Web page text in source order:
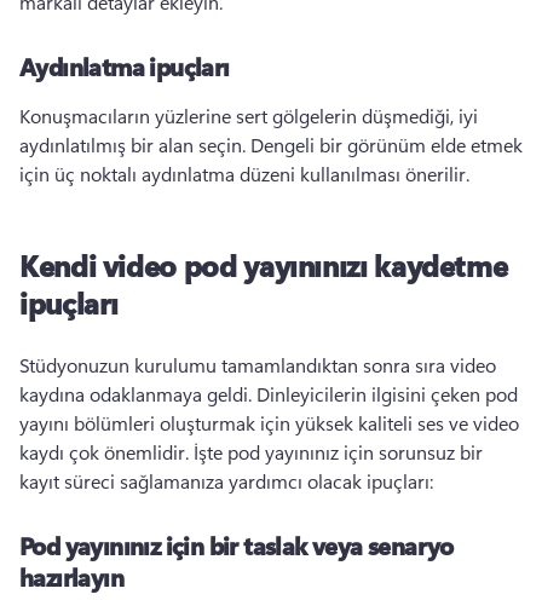
Aydınlatma ipuçları
Konuşmacıların yüzlerine sert gölgelerin düşmediği, iyi
aydınlatılmış bir alan seçin. Dengeli bir görünüm elde etmek
için üç noktalı aydınlatma düzeni kullanılması önerilir.
Kendi video pod yayınınızı kaydetme
ipuçları
Stüdyonuzun kurulumu tamamlandıktan sonra sıra video
kaydına odaklanmaya geldi. Dinleyicilerin ilgisini çeken pod
yayını bölümleri oluşturmak için yüksek kaliteli ses ve video
kaydı çok önemlidir. İşte pod yayınınız için sorunsuz bir
kayıt süreci sağlamanıza yardımcı olacak ipuçları:
Pod yayınınız için bir taslak veya senaryo
hazırlayın